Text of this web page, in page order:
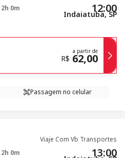
2h 0m 12:00
Indaiatuba, SP
a partir de
R$ 62,00
Passagem no celular
Viaje Com Vb Transportes
2h 0m 13:00